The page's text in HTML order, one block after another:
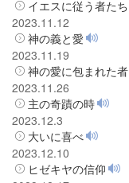
イエスに従う者たち
2023.11.12
神の義と愛
2023.11.19
神の愛に包まれた者
2023.11.26
主の奇蹟の時
2023.12.3
大いに喜べ
2023.12.10
ヒゼキヤの信仰